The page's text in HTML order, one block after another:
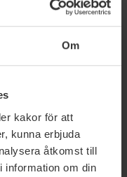
Om
kakor för att
kunna erbjuda
åtkomst till
information om din